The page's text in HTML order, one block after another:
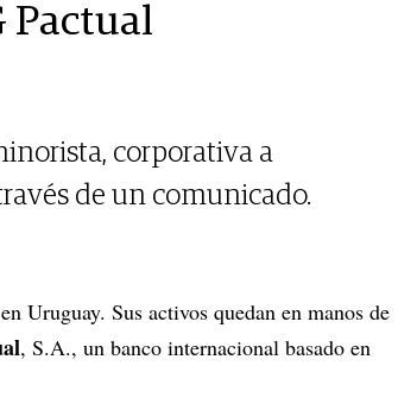
Pactual
corporativa a
de un comunicado.
Uruguay. Sus activos quedan en manos de
, S.A., un banco internacional basado en